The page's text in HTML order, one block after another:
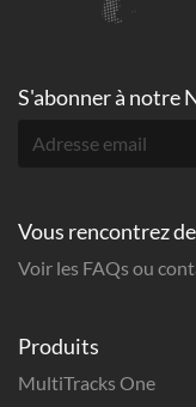
Produits
MultiTracks One
S'abonner à notre
Vous rencontrez
Voir les FAQs ou